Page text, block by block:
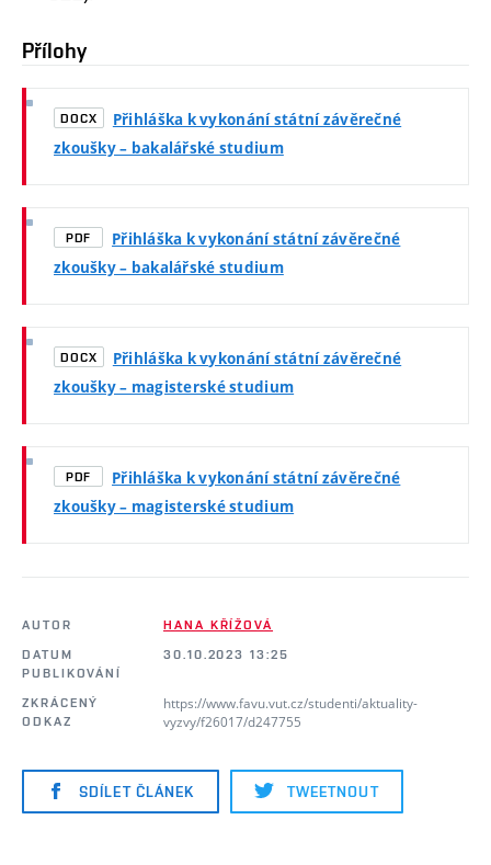
Přílohy
DOCX
Přihláška k vykonání státní závěrečné
zkoušky – bakalářské studium
PDF
Přihláška k vykonání státní závěrečné
zkoušky – bakalářské studium
DOCX
Přihláška k vykonání státní závěrečné
zkoušky – magisterské studium
PDF
Přihláška k vykonání státní závěrečné
zkoušky – magisterské studium
AUTOR
HANA KŘÍŽOVÁ
DATUM
PUBLIKOVÁNÍ
30.10.2023 13:25
ZKRÁCENÝ
ODKAZ
https://www.favu.vut.cz/studenti/aktuality-
vyzvy/f26017/d247755
SDÍLET ČLÁNEK TWEETNOUT